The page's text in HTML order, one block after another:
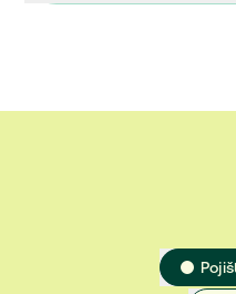
Veřejný příslib -